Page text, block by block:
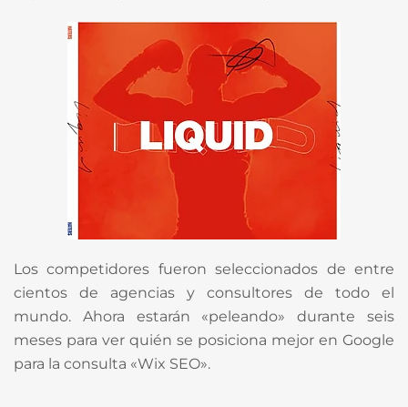
Los competidores fueron seleccionados de entre
cientos de agencias y consultores de todo el
mundo. Ahora estarán «peleando» durante seis
meses para ver quién se posiciona mejor en Google
para la consulta «Wix SEO».